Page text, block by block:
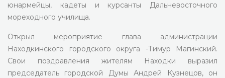
юнармейцы, кадеты и курсанты Дальневосточного
мореходного училища.
Открыл мероприятие глава администрации
Находкинского городского округа -Тимур Магинский.
Свои поздравления жителям Находки выразил
председатель городской Думы Андрей Кузнецов, он